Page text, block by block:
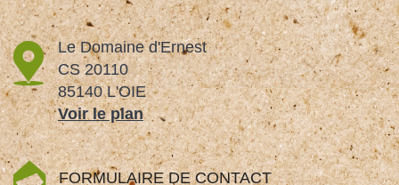
Le Domaine d'Ernest
CS 20110
85140 L'OIE
Voir le plan
FORMULAIRE DE CONTACT